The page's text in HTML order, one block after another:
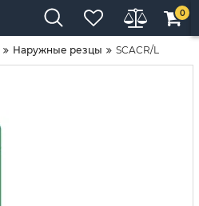
0
Наружные резцы SCACR/L